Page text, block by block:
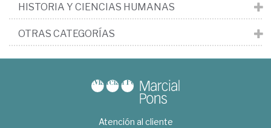
HISTORIA Y CIENCIAS HUMANAS
OTRAS CATEGORÍAS
Atención al cliente